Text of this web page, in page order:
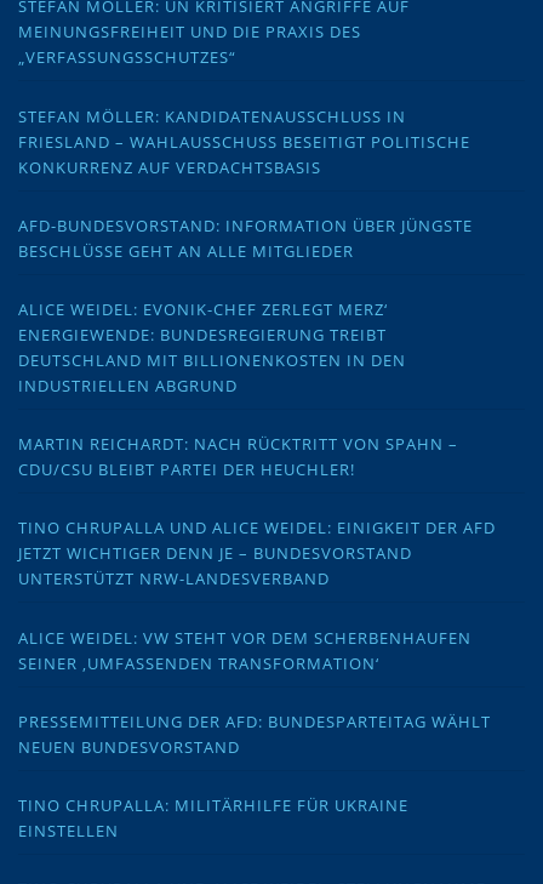
STEFAN MÖLLER: UN KRITISIERT ANGRIFFE AUF
MEINUNGSFREIHEIT UND DIE PRAXIS DES
„VERFASSUNGSSCHUTZES“
STEFAN MÖLLER: KANDIDATENAUSSCHLUSS IN
FRIESLAND – WAHLAUSSCHUSS BESEITIGT POLITISCHE
KONKURRENZ AUF VERDACHTSBASIS
AFD-BUNDESVORSTAND: INFORMATION ÜBER JÜNGSTE
BESCHLÜSSE GEHT AN ALLE MITGLIEDER
ALICE WEIDEL: EVONIK-CHEF ZERLEGT MERZ‘
ENERGIEWENDE: BUNDESREGIERUNG TREIBT
DEUTSCHLAND MIT BILLIONENKOSTEN IN DEN
INDUSTRIELLEN ABGRUND
MARTIN REICHARDT: NACH RÜCKTRITT VON SPAHN –
CDU/CSU BLEIBT PARTEI DER HEUCHLER!
TINO CHRUPALLA UND ALICE WEIDEL: EINIGKEIT DER AFD
JETZT WICHTIGER DENN JE – BUNDESVORSTAND
UNTERSTÜTZT NRW-LANDESVERBAND
ALICE WEIDEL: VW STEHT VOR DEM SCHERBENHAUFEN
SEINER ‚UMFASSENDEN TRANSFORMATION‘
PRESSEMITTEILUNG DER AFD: BUNDESPARTEITAG WÄHLT
NEUEN BUNDESVORSTAND
TINO CHRUPALLA: MILITÄRHILFE FÜR UKRAINE
EINSTELLEN